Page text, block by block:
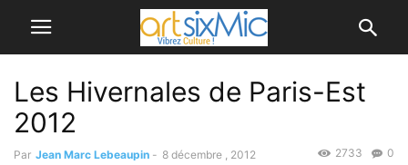
Les Hivernales de Paris-Est
2012
Par Jean Marc Lebeaupin - 8 décembre , 2012 0
2733